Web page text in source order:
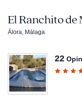
El Ranchito
Álora, Málaga
22